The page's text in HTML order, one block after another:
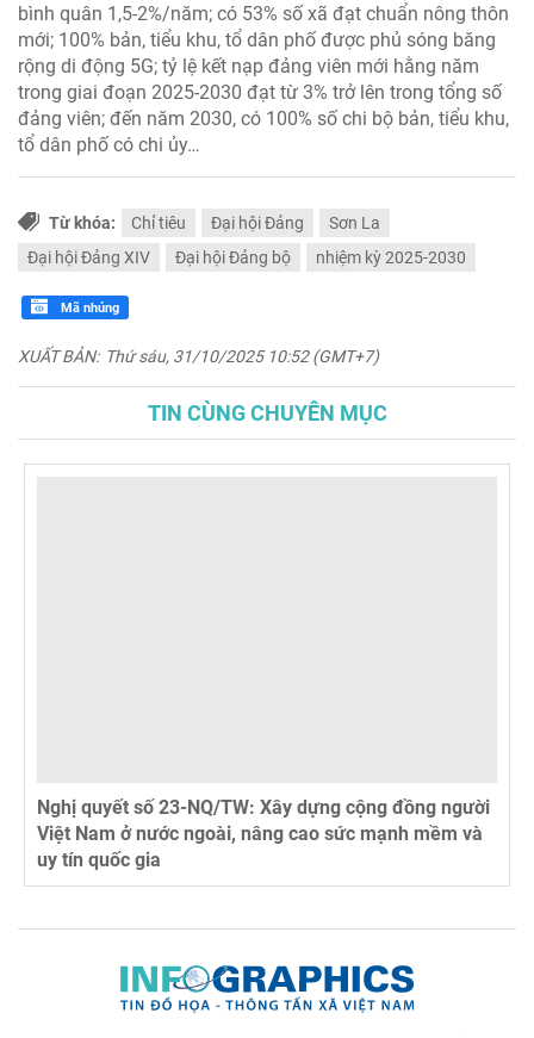
bình quân 1,5-2%/năm; có 53% số xã đạt chuẩn nông thôn
mới; 100% bản, tiểu khu, tổ dân phố được phủ sóng băng
rộng di động 5G; tỷ lệ kết nạp đảng viên mới hằng năm
trong giai đoạn 2025-2030 đạt từ 3% trở lên trong tổng số
đảng viên; đến năm 2030, có 100% số chi bộ bản, tiểu khu,
tổ dân phố có chi ủy…
Từ khóa: Chỉ tiêu Đại hội Đảng
Sơn La
Đại hội Đảng XIV
Đại hội Đảng bộ nhiệm kỳ 2025-2030
Mã nhúng
XUẤT BẢN: Thứ sáu, 31/10/2025 10:52 (GMT+7)
TIN CÙNG CHUYÊN MỤC
Nghị quyết số 23-NQ/TW: Xây dựng cộng đồng người
Việt Nam ở nước ngoài, nâng cao sức mạnh mềm và
uy tín quốc gia